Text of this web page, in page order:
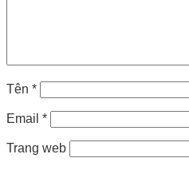
Tên *
Email *
Trang web